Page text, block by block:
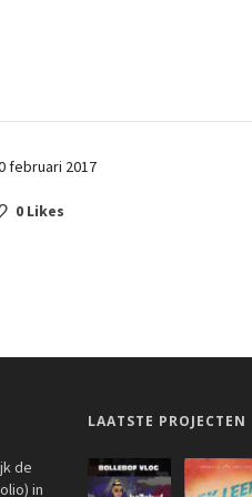
februari 2017
0 Likes
de
in
LAATSTE PROJECTEN